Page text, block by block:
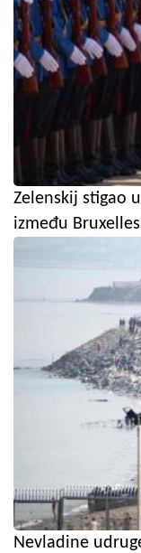
Zelenskij stigao
između
Nevladine